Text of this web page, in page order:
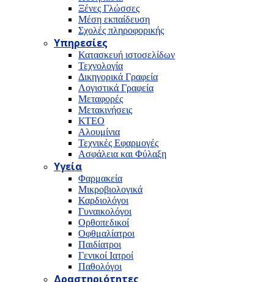
Ξένες Γλώσσες
Μέση εκπαίδευση
Σχολές πληροφορικής
Υπηρεσίες
Κατασκευή ιστοσελίδων
Τεχνολογία
Δικηγορικά Γραφεία
Λογιστικά Γραφεία
Μεταφορές
Μετακινήσεις
ΚΤΕΟ
Αλουμίνια
Τεχνικές Εφαρμογές
Ασφάλεια και Φύλαξη
Υγεία
Φαρμακεία
Μικροβιολογικά
Καρδιολόγοι
Γυναικολόγοι
Ορθοπεδικοί
Οφθμαλίατροι
Παιδίατροι
Γενικοί Ιατροί
Παθολόγοι
Δραστηριότητες